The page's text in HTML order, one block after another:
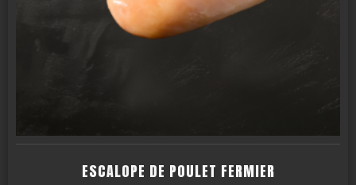
ESCALOPE DE POULET FERMIER